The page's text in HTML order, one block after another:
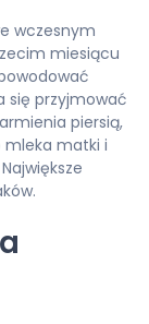
wczesnym
miesiącu
się przyjmować
piersią,
mleka matki i